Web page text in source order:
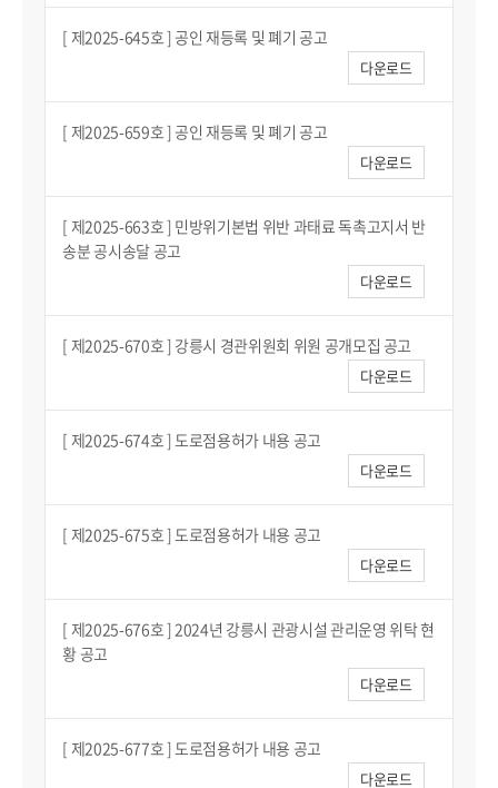
[ 제2025-645호 ] 공인 재등록 및 폐기 공고
다운로드
[ 제2025-659호 ] 공인 재등록 및 폐기 공고
다운로드
[ 제2025-663호 ] 민방위기본법 위반 과태료 독촉고지서 반
송분 공시송달 공고
다운로드
[ 제2025-670호 ] 강릉시 경관위원회 위원 공개모집 공고
다운로드
[ 제2025-674호 ] 도로점용허가 내용 공고
다운로드
[ 제2025-675호 ] 도로점용허가 내용 공고
다운로드
[ 제2025-676호 ] 2024년 강릉시 관광시설 관리운영 위탁 현
황 공고
다운로드
[ 제2025-677호 ] 도로점용허가 내용 공고
다운로드